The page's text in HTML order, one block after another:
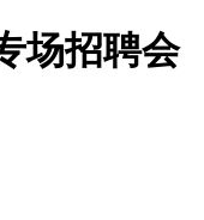
场招聘会